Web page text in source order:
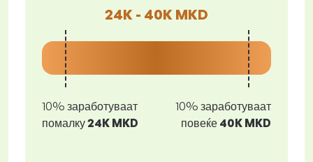
24K - 40K MKD
10% заработуваат
помалку24K MKD
10% заработуваат
повеќе 40K MKD